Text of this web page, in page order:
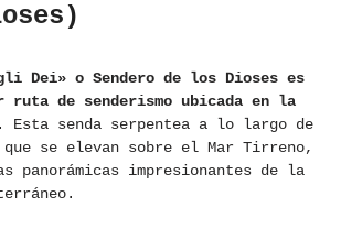
Dei» o Sendero de los Dioses es
ruta de senderismo ubicada en la
. Esta senda serpentea a lo largo de
se elevan sobre el Mar Tirreno,
panorámicas impresionantes de la